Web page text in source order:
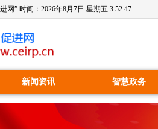
网” 时间： 2026年8月7日 星期五 3:52:47
新闻资讯 智慧政务